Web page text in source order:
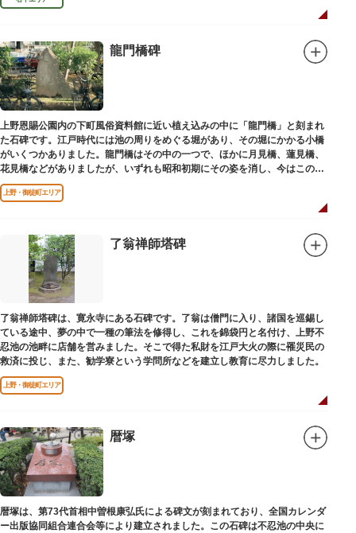
龍門橋碑
上野恩賜公園内の下町風俗資料館に近い植え込みの中に「龍門橋」と刻まれ
た石碑です。江戸時代には池の周りをめぐる堀があり、その堀にかかる小橋
がいくつかありました。龍門橋はその中の一つで、ほかに月見橋、蓮見橋、
花見橋などがありましたが、いずれも昭和初期にその姿を消し、今はこの石
碑にその名残がわずかに残るだけです。
上野・御徒町エリア
了翁禅師塔碑
了翁禅師塔碑は、寛永寺にある石碑です。了翁は僧門に入り、諸国を巡錫し
ている途中、夢の中で一種の筆法を修得し、これを錦袋円と名付け、上野不
忍池の池畔に店舗を営みました。そこで得た私財を江戸大火の際に罹災民の
救済に投じ、また、勧学寮という学問所などを建立し教育に尽力しました。
上野・御徒町エリア
暦塚
暦塚は、第73代首相中曽根康弘氏による碑文が刻まれており、全国カレンダ
ー出版協同組合連合会等により建立されました。この石碑は不忍池の中央に